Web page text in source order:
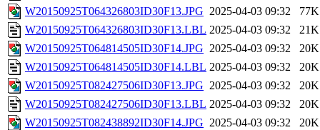
W20150925T064326803ID30F13.JPG 2025-04-03 09:32
77K
W20150925T064326803ID30F13.LBL 2025-04-03 09:32
21K
W20150925T064814505ID30F14.JPG 2025-04-03 09:32
20K
W20150925T064814505ID30F14.LBL 2025-04-03 09:32
20K
W20150925T082427506ID30F13.JPG 2025-04-03 09:32
20K
W20150925T082427506ID30F13.LBL 2025-04-03 09:32
20K
W20150925T082438892ID30F14.JPG 2025-04-03 09:32
20K